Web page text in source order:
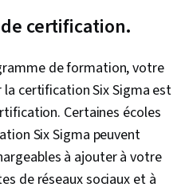
certification.
de formation, votre
certification Six Sigma est
Certaines écoles
Six Sigma peuvent
à ajouter à votre
de réseaux sociaux et à